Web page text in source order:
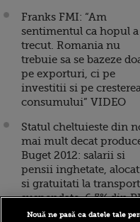
Franks FMI: “Am
sentimentul ca hopul a
trecut. Romania nu
trebuie sa se bazeze
pe exporturi, ci pe
investitii si pe
consumului” VIDEO
Statul cheltuieste din
mai mult decat
Buget 2012: salarii si
pensii inghetate,
si gratuitati la transport
suspendate. 6,5% din
merge in investitii
Nouă ne pasă ca datele tale